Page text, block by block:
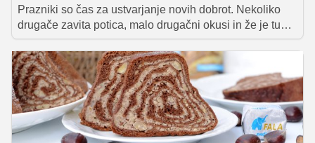
Prazniki so čas za ustvarjanje novih dobrot. Nekoliko
drugače zavita potica, malo drugačni okusi in že je tu
sladica, ki vas bo očarala – prepletene lešnikova potica
z bučnim testom v obliki venčka! Kako očarljivo.